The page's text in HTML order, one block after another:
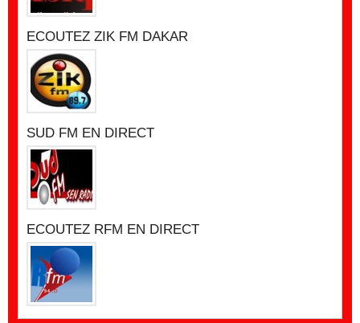
ECOUTEZ ZIK FM DAKAR
SUD FM EN DIRECT
ECOUTEZ RFM EN DIRECT